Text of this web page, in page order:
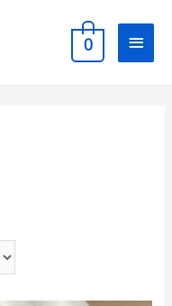
0